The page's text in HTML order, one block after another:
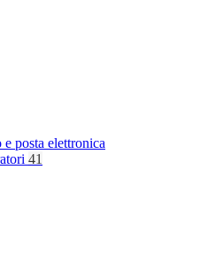
e posta elettronica
41